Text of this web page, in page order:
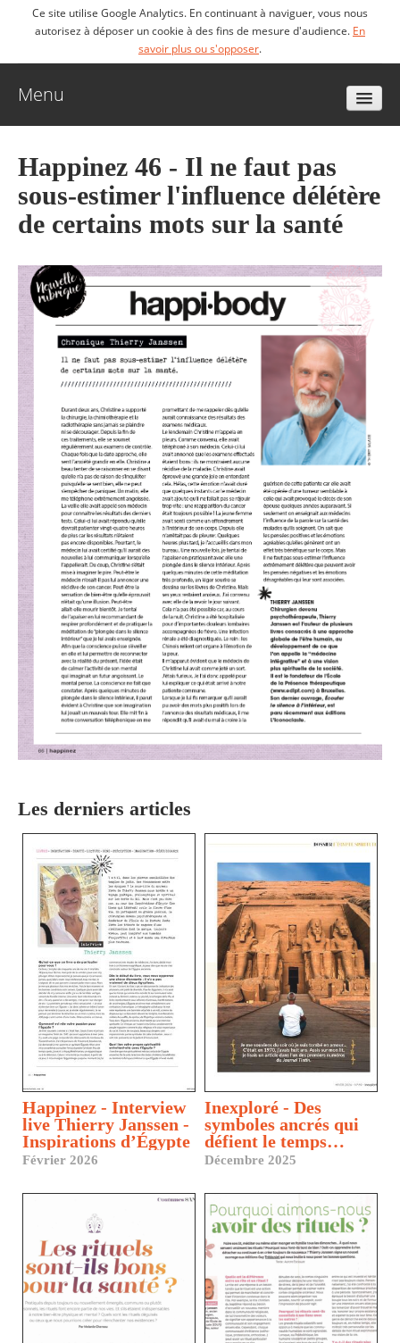
Ce site utilise Google Analytics. En continuant à naviguer, vous nous
autorisez à déposer un cookie à des fins de mesure d'audience. En
savoir plus ou s'opposer.
Menu
Biographie
Vidéos
Articles
Podcasts
Agenda
Contact
Happinez 46 - Il ne faut pas
sous-estimer l'influence délétère
de certains mots sur la santé
Les derniers articles
Happinez - Interview
live Thierry Janssen -
Inspirations d’Égypte
Février 2026
Inexploré - Des
symboles ancrés qui
défient le temps…
Décembre 2025